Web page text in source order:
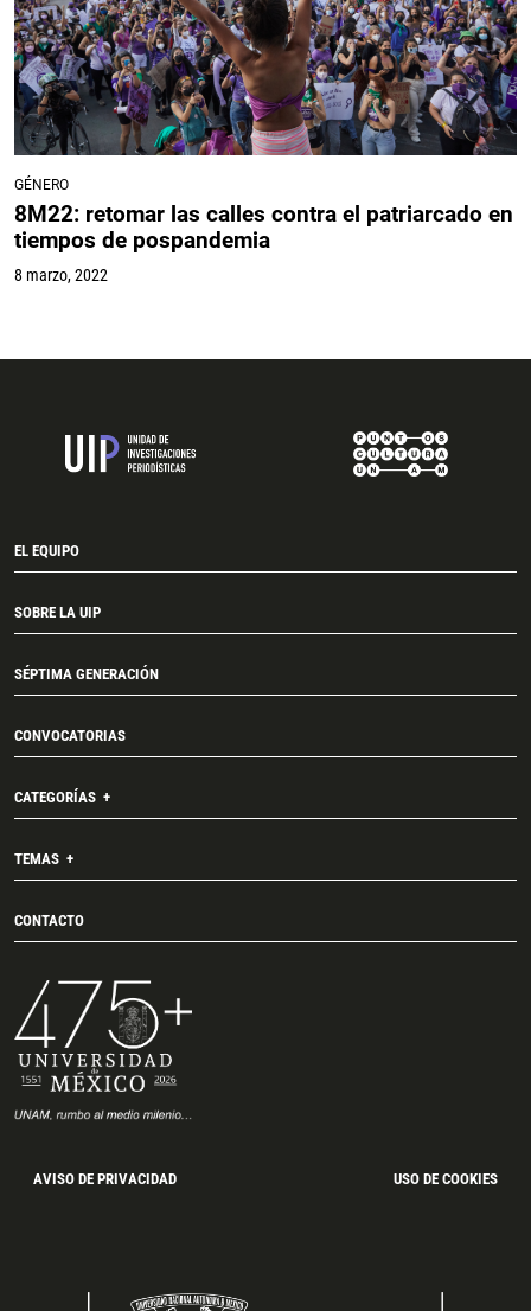
GÉNERO
8M22: retomar las calles contra el patriarcado en
tiempos de pospandemia
8 marzo, 2022
EL EQUIPO
SOBRE LA UIP
SÉPTIMA GENERACIÓN
CONVOCATORIAS
CATEGORÍAS
TEMAS
CONTACTO
AVISO DE PRIVACIDAD USO DE COOKIES